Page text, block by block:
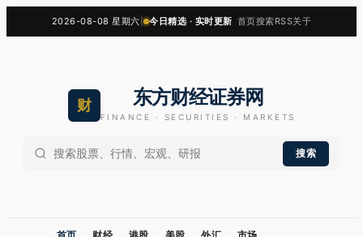
2026-08-08 星期六| 今日精选 · 实时更新 首页搜索RSS关于
财 东方财经证券网
FINANCE · SECURITIES · MARKETS
搜索